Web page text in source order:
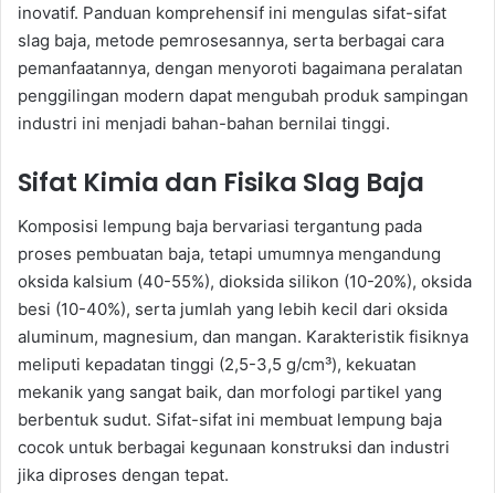
inovatif. Panduan komprehensif ini mengulas sifat-sifat
slag baja, metode pemrosesannya, serta berbagai cara
pemanfaatannya, dengan menyoroti bagaimana peralatan
penggilingan modern dapat mengubah produk sampingan
industri ini menjadi bahan-bahan bernilai tinggi.
Sifat Kimia dan Fisika Slag Baja
Komposisi lempung baja bervariasi tergantung pada
proses pembuatan baja, tetapi umumnya mengandung
oksida kalsium (40-55%), dioksida silikon (10-20%), oksida
besi (10-40%), serta jumlah yang lebih kecil dari oksida
aluminum, magnesium, dan mangan. Karakteristik fisiknya
meliputi kepadatan tinggi (2,5-3,5 g/cm³), kekuatan
mekanik yang sangat baik, dan morfologi partikel yang
berbentuk sudut. Sifat-sifat ini membuat lempung baja
cocok untuk berbagai kegunaan konstruksi dan industri
jika diproses dengan tepat.